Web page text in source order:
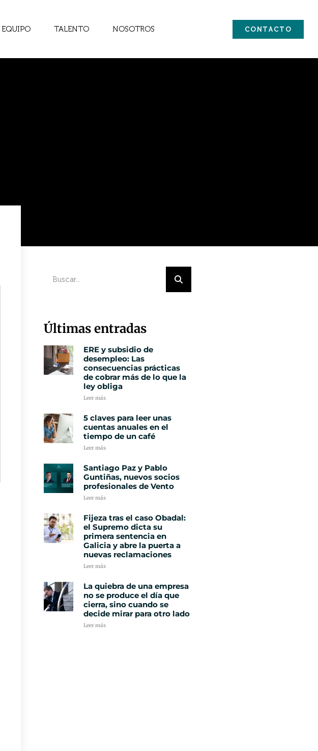
EQUIPO TALENTO NOSOTROS CONTACTO
Últimas entradas
ERE y subsidio de
desempleo: Las
consecuencias prácticas
de cobrar más de lo que la
ley obliga
Leer más
5 claves para leer unas
cuentas anuales en el
tiempo de un café
Leer más
Santiago Paz y Pablo
Guntiñas, nuevos socios
profesionales de Vento
Leer más
Fijeza tras el caso Obadal:
el Supremo dicta su
primera sentencia en
Galicia y abre la puerta a
nuevas reclamaciones
Leer más
La quiebra de una empresa
no se produce el día que
cierra, sino cuando se
decide mirar para otro lado
Leer más